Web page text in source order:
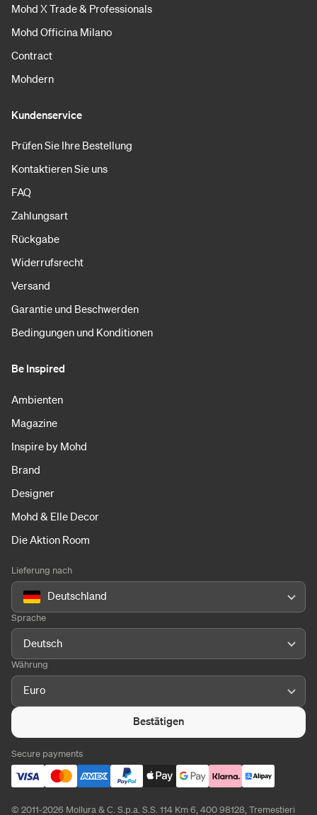
Mohd X Trade & Professionals
Mohd Officina Milano
Contract
Mohdern
Kundenservice
Prüfen Sie Ihre Bestellung
Kontaktieren Sie uns
FAQ
Zahlungsart
Rückgabe
Widerrufsrecht
Versand
Garantie und Beschwerden
Bedingungen und Konditionen
Be Inspired
Ambienten
Magazine
Inspire by Mohd
Brand
Designer
Mohd & Elle Decor
Die Aktion Room
Lieferung nach
Deutschland
Sprache
Deutsch
Währung
Euro
Bestätigen
Secure payments
© 2011-2026 Mollura & C. S.p.a. S.S. 114 Km 6, 400 98128, Tremestieri